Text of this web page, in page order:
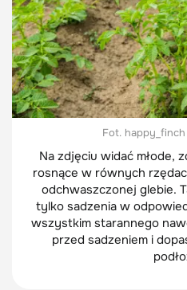
Fot.
Na zdjęciu widać młode,
rosnące w równych
odchwaszczonej glebie.
tylko sadzenia w
wszystkim starannego
przed sadzeniem i